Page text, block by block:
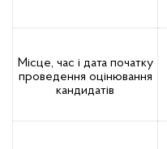
Місце, час і дата початку
проведення оцінювання
кандидатів